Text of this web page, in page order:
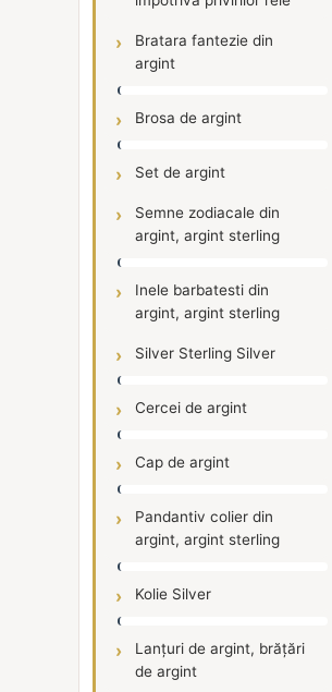
Bratara fantezie din
argint
Brosa de argint
Set de argint
Semne zodiacale din
argint, argint sterling
Inele barbatesti din
argint, argint sterling
Silver Sterling Silver
Cercei de argint
Cap de argint
Pandantiv colier din
argint, argint sterling
Kolie Silver
Lanțuri de argint, brățări
de argint